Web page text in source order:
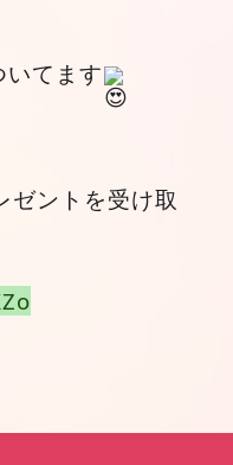
てます
ゼントを受け取